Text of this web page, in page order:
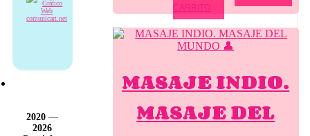
CARRITO
MASAJE INDIO.
MASAJE DEL
2020—
2026